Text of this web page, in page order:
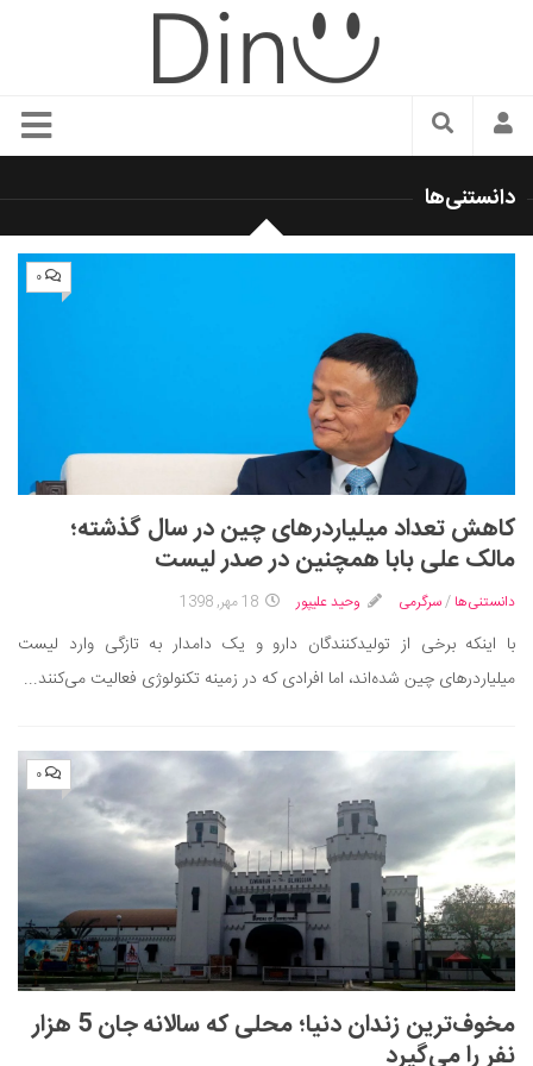
سبک زندگی
زیبایی و آرایش
دکوراسیون و چیدمان
رستوران گردی
آشپزی
سفر و گردشگری
ایران گردی
جهان گردی
موفقیت و مهارت‌های فردی
تغذیه سالم
بهداشت
بیماری و درمان
کودک و مادر
ورزش و تندرستی
روانشناسی
مراکز پزشکی و دارویی
فرهنگ و هنر
دانستنی‌ها
۰
کاهش تعداد میلیاردرهای چین در سال گذشته؛
مالک علی بابا همچنین در صدر لیست
دانستنی‌ها /سرگرمی وحید علیپور 18 مهر, 1398
با اینکه برخی از تولیدکنندگان دارو و یک دامدار به تازگی وارد لیست
میلیاردرهای چین شده‌اند، اما افرادی که در زمینه تکنولوژی فعالیت می‌کنند...
۰
مخوف‌ترین زندان دنیا؛ محلی که سالانه جان 5 هزار
نفر را می‌گیرد